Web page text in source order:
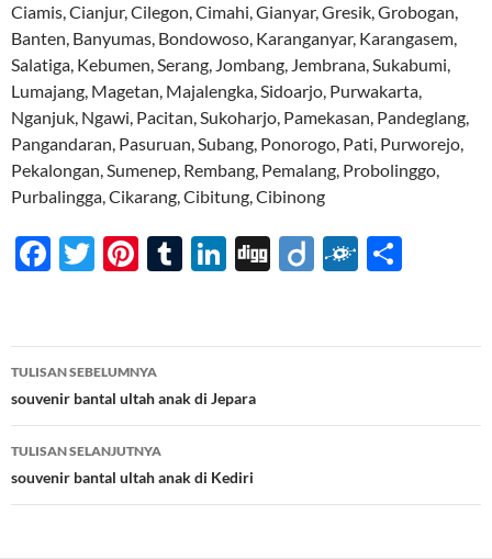
Ciamis, Cianjur, Cilegon, Cimahi, Gianyar, Gresik, Grobogan,
Banten, Banyumas, Bondowoso, Karanganyar, Karangasem,
Salatiga, Kebumen, Serang, Jombang, Jembrana, Sukabumi,
Lumajang, Magetan, Majalengka, Sidoarjo, Purwakarta,
Nganjuk, Ngawi, Pacitan, Sukoharjo, Pamekasan, Pandeglang,
Pangandaran, Pasuruan, Subang, Ponorogo, Pati, Purworejo,
Pekalongan, Sumenep, Rembang, Pemalang, Probolinggo,
Purbalingga, Cikarang, Cibitung, Cibinong
F
b
o
o
k
T
er
Pi
es
t
T
bl
r
Li
e
dI
n
Di Di F
d e
Navigasi
Tulisan
TULISAN SEBELUMNYA
souvenir bantal ultah anak di Jepara
TULISAN SELANJUTNYA
souvenir bantal ultah anak di Kediri